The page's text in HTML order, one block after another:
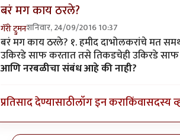
बरं मग काय ठरले?
गॅरी ट्रुमनशनिवार, 24/09/2016 10:37
बरं मग काय ठरले? १. हमीद दाभोलकरांचे मत
उकिरडे साफ करतात तसे तिकडचेही उकिरडे साफ
आणि नरबळीचा संबंध आहे की नाही?
प्रतिसाद देण्यासाठीलॉग इन कराकिंवासदस्य